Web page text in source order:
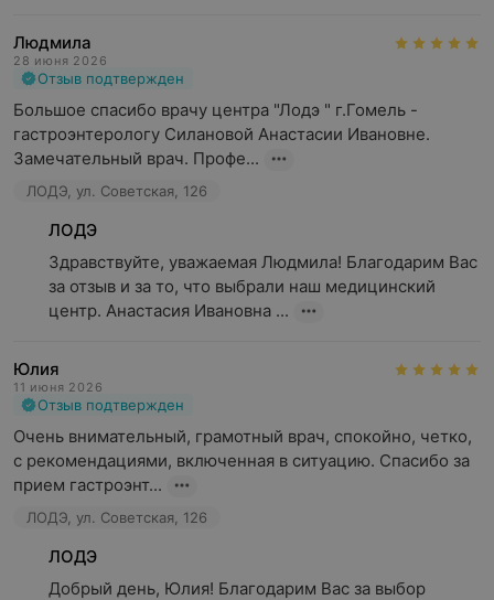
Людмила
28 июня 2026
Отзыв подтвержден
Большое спасибо врачу центра "Лодэ " г.Гомель -
гастроэнтерологу Силановой Анастасии Ивановне.
Замечательный врач. Профе...
ЛОДЭ, ул. Советская, 126
ЛОДЭ
Здравствуйте, уважаемая Людмила! Благодарим Вас
за отзыв и за то, что выбрали наш медицинский
центр. Анастасия Ивановна ...
Юлия
11 июня 2026
Отзыв подтвержден
Очень внимательный, грамотный врач, спокойно, четко,
с рекомендациями, включенная в ситуацию. Спасибо за
прием гастроэнт...
ЛОДЭ, ул. Советская, 126
ЛОДЭ
Добрый день, Юлия! Благодарим Вас за выбор